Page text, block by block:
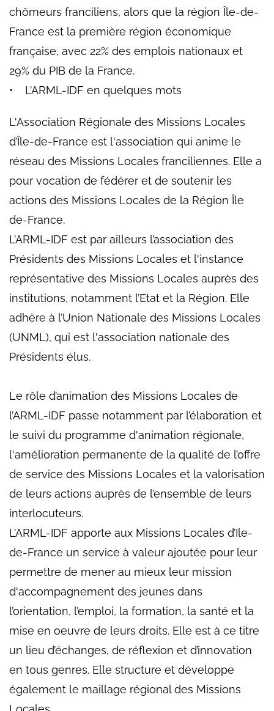
chômeurs franciliens, alors que la région Île-de-
France est la première région économique
française, avec 22% des emplois nationaux et
29% du PIB de la France.
• L’ARML-IDF en quelques mots
L'Association Régionale des Missions Locales
d’Île-de-France est l'association qui anime le
réseau des Missions Locales franciliennes. Elle a
pour vocation de fédérer et de soutenir les
actions des Missions Locales de la Région Île
de-France.
L’ARML-IDF est par ailleurs l’association des
Présidents des Missions Locales et l'instance
représentative des Missions Locales auprès des
institutions, notamment l’Etat et la Région. Elle
adhère à l’Union Nationale des Missions Locales
(UNML), qui est l'association nationale des
Présidents élus.
Le rôle d’animation des Missions Locales de
l’ARML-IDF passe notamment par l’élaboration et
le suivi du programme d'animation régionale,
l'amélioration permanente de la qualité de l’offre
de service des Missions Locales et la valorisation
de leurs actions auprès de l’ensemble de leurs
interlocuteurs.
L’ARML-IDF apporte aux Missions Locales d’Ile-
de-France un service à valeur ajoutée pour leur
permettre de mener au mieux leur mission
d'accompagnement des jeunes dans
l’orientation, l’emploi, la formation, la santé et la
mise en oeuvre de leurs droits. Elle est à ce titre
un lieu d’échanges, de réflexion et d’innovation
en tous genres. Elle structure et développe
également le maillage régional des Missions